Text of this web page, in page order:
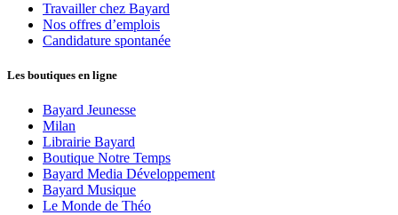
Travailler chez Bayard
Nos offres d’emplois
Candidature spontanée
Les boutiques en ligne
Bayard Jeunesse
Milan
Librairie Bayard
Boutique Notre Temps
Bayard Media Développement
Bayard Musique
Le Monde de Théo